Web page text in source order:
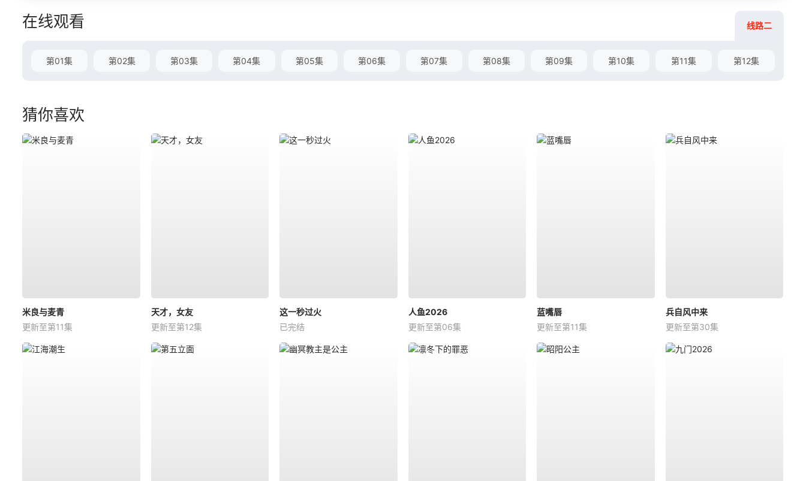
在线观看 线路二
第01集 第02集 第03集 第04集 第05集 第06集 第07集 第08集 第09集 第10集 第11集 第12集
猜你喜欢
米良与麦青
更新至第11集
天才，女友
更新至第12集
这一秒过火
已完结
人鱼2026
更新至第06集
蓝嘴唇
更新至第11集
兵自风中来
更新至第30集